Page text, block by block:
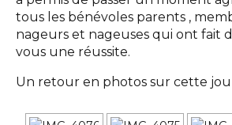
tous les bénévoles parents ,
nageurs et nageuses qui ont fait
vous une réussite.
Un retour en photos sur cette